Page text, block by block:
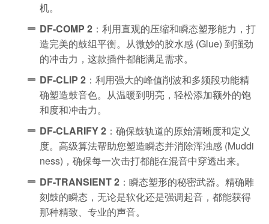
机。
DF-COMP 2 ：利用直观的压缩和瞬态塑形能力，打
造完美的鼓组平衡。从微妙的胶水感 (Glue) 到强劲
的冲击力，这款插件都能满足需求。
DF-CLIP 2 ：利用强大的峰值削波和多频段功能精
确塑造鼓音色。从温暖到明亮，轻松添加额外的饱
和度和冲击力。
DF-CLARIFY 2 ：确保鼓轨道的原始清晰度和定义
度。高级算法帮助您塑造瞬态并消除浑浊感 (Muddi
ness)，确保每一次击打都能在混音中穿透出来。
DF-TRANSIENT 2 ：瞬态塑形的秘密武器。精确雕
刻鼓的瞬态，无论是软化还是强调起音，都能获得
那种精致、专业的声音。